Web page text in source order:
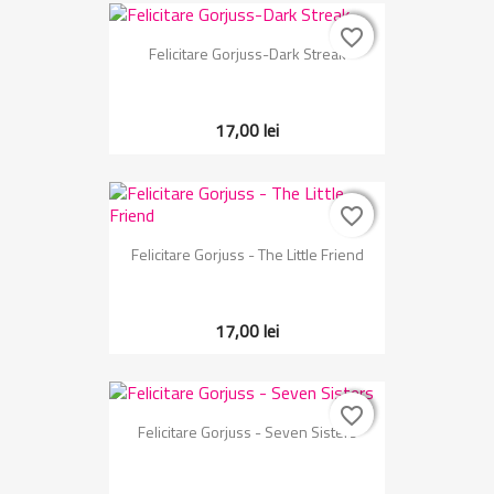
Felicitare Gorjuss-Dark Streak
17,00 lei
favorite_border
favorite_border
Felicitare Gorjuss - The Little Friend
17,00 lei
favorite_border
favorite_border
Felicitare Gorjuss - Seven Sisters
favorite_border
favorite_border